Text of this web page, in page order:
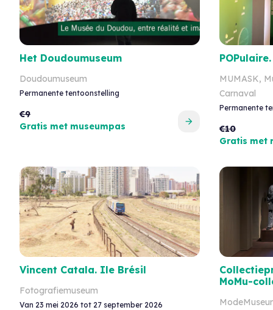
Het Doudoumuseum
Doudoumuseum
Permanente tentoonstelling
€9
Gratis met museumpas
MUMASK,
Carnaval
Permanente
€10
Gratis met
Vincent Catala. Ile Brésil
Fotografiemuseum
Van 23 mei 2026 tot 27 september 2026
MoMu-